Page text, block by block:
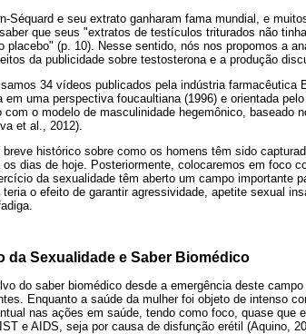
Séquard e seu extrato ganharam fama mundial, e
que seus "extratos de testículos triturados não
placebo" (p. 10). Nesse sentido, nós nos propomos a
da publicidade sobre testosterona e a produção
34 vídeos publicados pela indústria farmacêutica
em uma perspectiva foucaultiana (1996) e orientada
o modelo de masculinidade hegemônico, baseado
et al., 2012).
histórico sobre como os homens têm sido
dias de hoje. Posteriormente, colocaremos em foco
da sexualidade têm aberto um campo importante
o efeito de garantir agressividade, apetite sexual
da Sexualidade e Saber Biomédico
do saber biomédico desde a emergência deste
Enquanto a saúde da mulher foi objeto de intenso
nas ações em saúde, tendo como foco, quase que
e AIDS, seja por causa de disfunção erétil (Aquino,